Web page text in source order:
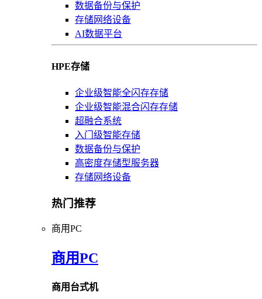
数据备份与保护
存储网络设备
AI数据平台
HPE存储
企业级智能全闪存存储
企业级智能混合闪存存储
超融合系统
入门级智能存储
数据备份与保护
高密度存储型服务器
存储网络设备
热门推荐
商用PC
商用PC
商用台式机